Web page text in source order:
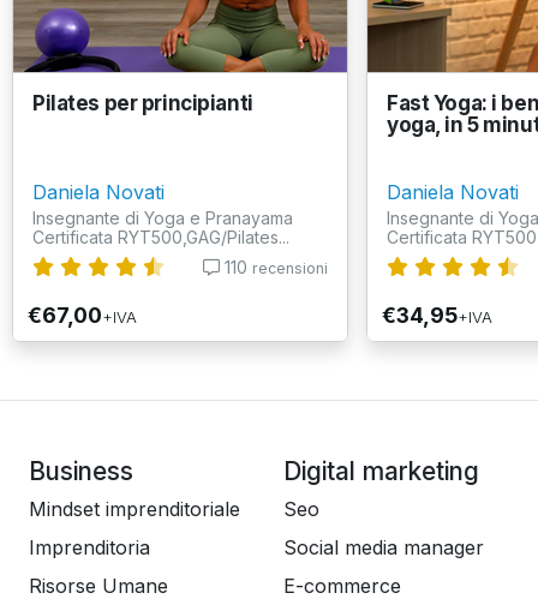
Pilates per principianti
Daniela Novati
Insegnante di Yoga e Pranayama
Certificata RYT500,GAG/Pilates...
110 recensioni
€67,00+IVA
Fast Yoga: i
yoga, in 5
Daniela Novati
Insegnante di
Certificata
€34,95+IVA
Business
Mindset imprenditoriale
Imprenditoria
Risorse Umane
Digital marketing
Seo
Social media manager
E-commerce